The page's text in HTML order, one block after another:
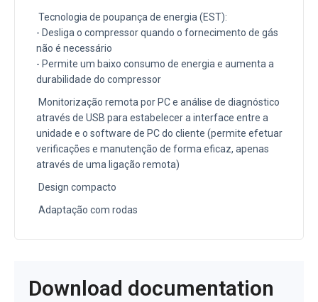
Tecnologia de poupança de energia (EST):
- Desliga o compressor quando o fornecimento de gás
não é necessário
- Permite um baixo consumo de energia e aumenta a
durabilidade do compressor
Monitorização remota por PC e análise de diagnóstico
através de USB para estabelecer a interface entre a
unidade e o software de PC do cliente (permite efetuar
verificações e manutenção de forma eficaz, apenas
através de uma ligação remota)
Design compacto
Adaptação com rodas
Download documentation